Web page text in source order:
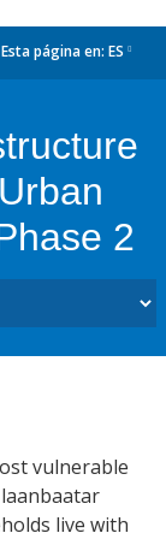
Esta página en: ES
2
vulnerable
live with